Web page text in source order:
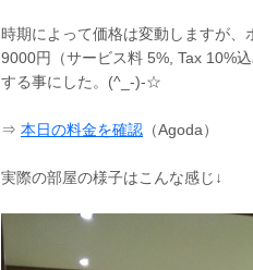
時期によって価格は変動しますが
9000円（サービス料 5%, Tax 10%
する事にした。(^_-)-☆
⇒ 本日の料金を確認 （Agoda）
実際の部屋の様子はこんな感じ↓